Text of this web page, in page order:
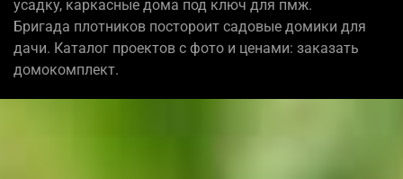
усадку, каркасные дома под ключ для пмж.
Бригада плотников постороит садовые домики для
дачи. Каталог проектов с фото и ценами: заказать
домокомплект.